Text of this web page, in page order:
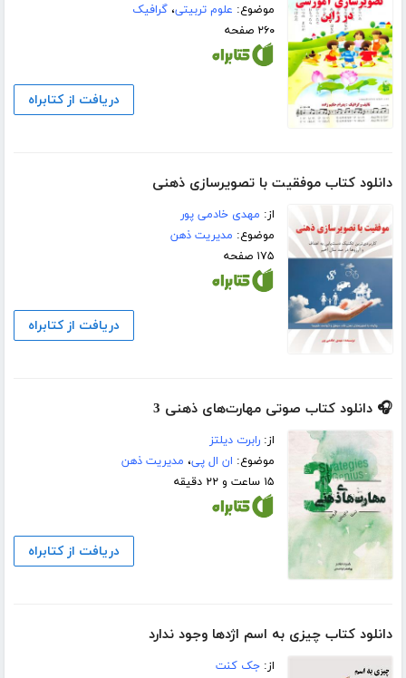
موضوع: علوم تربیتی،گرافیک
۲۶۰ صفحه
دریافت از کتابراه
دانلود کتاب موفقیت با تصویرسازی ذهنی
از: مهدی خادمی پور
موضوع: مدیریت ذهن
۱۷۵ صفحه
دریافت از کتابراه
🎧 دانلود کتاب صوتی مهارت‌های ذهنی 3
از:رابرت دیلتز
موضوع: ان ال پی، مدیریت ذهن
۱۵ ساعت و ۲۲ دقیقه
دریافت از کتابراه
دانلود کتاب چیزی به اسم اژدها وجود ندارد
از:جک کنت